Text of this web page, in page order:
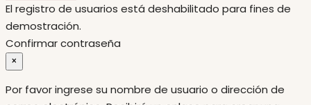
El registro de usuarios está deshabilitado para fines de
demostración.
Confirmar contraseña
×
Por favor ingrese su nombre de usuario o dirección de